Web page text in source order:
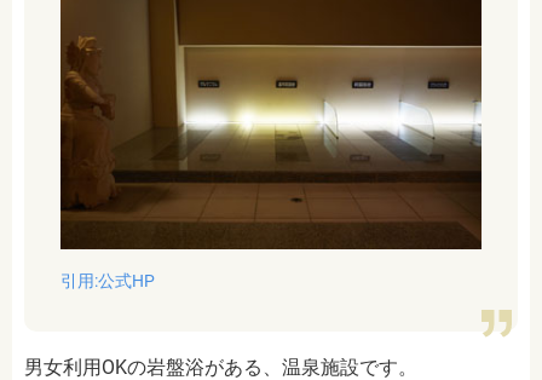
引用:公式HP
男女利用OKの岩盤浴がある、温泉施設です。